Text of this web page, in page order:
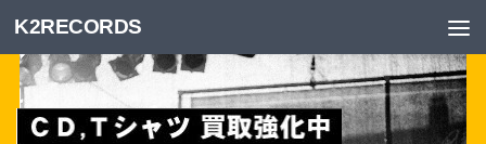
Skip to content
K2RECORDS